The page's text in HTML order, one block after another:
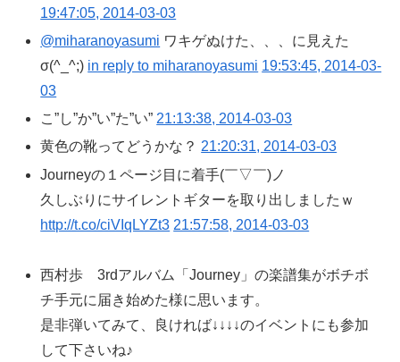
19:47:05, 2014-03-03
@miharanoyasumi ワキゲぬけた、、、に見えた
σ(^_^;) in reply to miharanoyasumi 19:53:45, 2014-03-
03
こ”し”か”い”た”い” 21:13:38, 2014-03-03
黄色の靴ってどうかな？21:20:31, 2014-03-03
Journeyの１ページ目に着手(￣▽￣)ノ
久しぶりにサイレントギターを取り出しましたｗ
http://t.co/ciVIqLYZt3 21:57:58, 2014-03-03
西村歩 3rdアルバム「Journey」の楽譜集がボチボ
チ手元に届き始めた様に思います。
是非弾いてみて、良ければ↓↓↓↓のイベントにも参加
して下さいね♪